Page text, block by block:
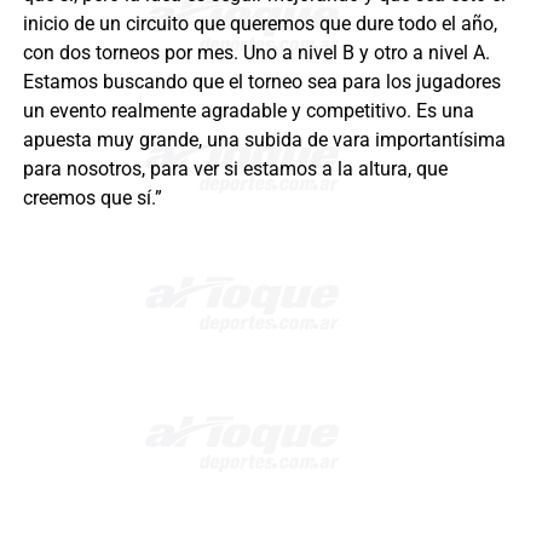
inicio de un circuito que queremos que dure todo el año,
con dos torneos por mes. Uno a nivel B y otro a nivel A.
Estamos buscando que el torneo sea para los jugadores
un evento realmente agradable y competitivo. Es una
apuesta muy grande, una subida de vara importantísima
para nosotros, para ver si estamos a la altura, que
creemos que sí.”